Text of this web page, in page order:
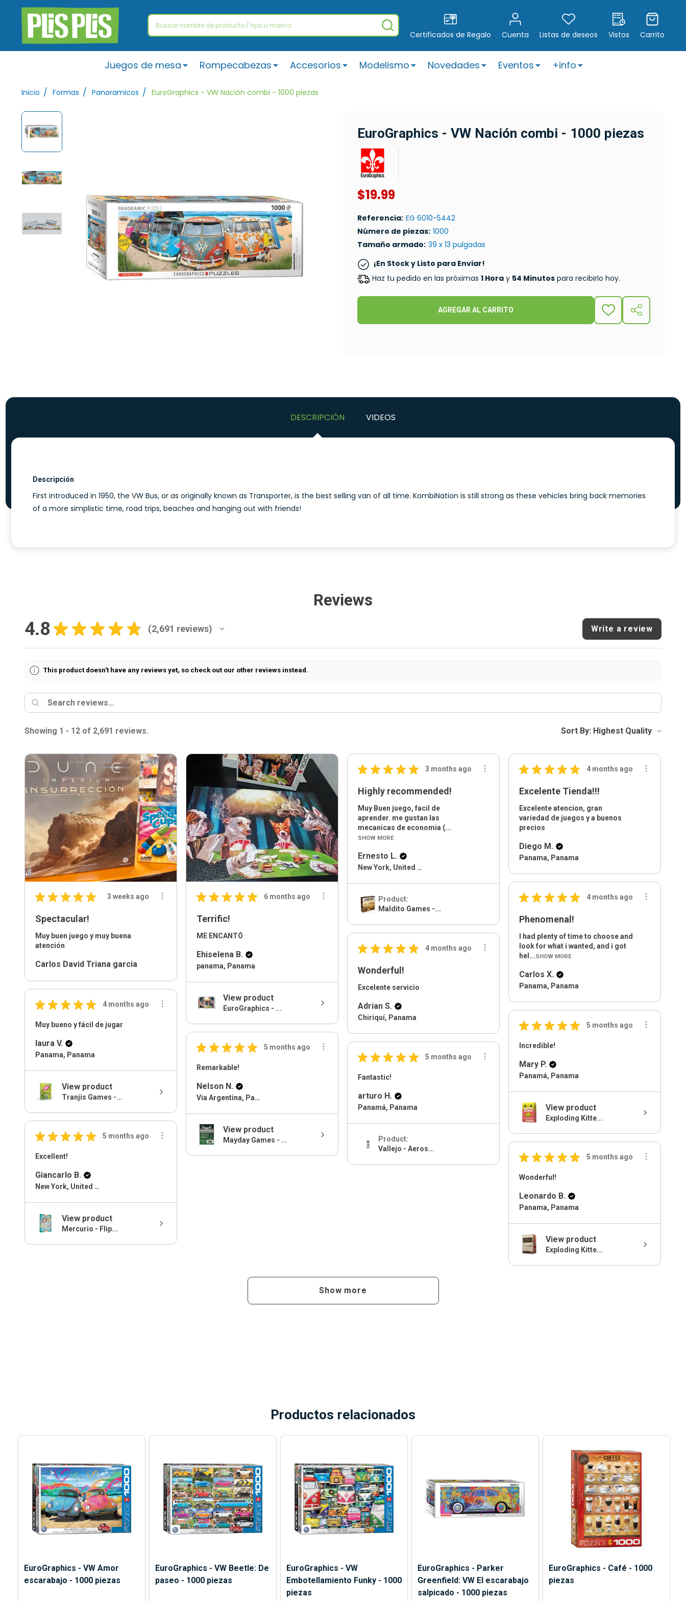
Buscar
Certificados de Regalo Cuenta Listas de deseos Vistos Carrito
Juegos de mesa Rompecabezas Accesorios Modelismo Novedades Eventos +info
Inicio / Formas / Panoramicos / EuroGraphics - VW Nación combi - 1000 piezas
EuroGraphics - VW Nación combi - 1000 piezas
$19.99
Referencia: EG 6010-5442
Número de piezas: 1000
Tamaño armado: 39 x 13 pulgadas
¡En Stock y Listo para Enviar!
Haz tu pedido en las próximas 1 Horay 54 Minutospara recibirlo hoy.
AGREGAR AL CARRITO
ADD
COMPARTIR
DESCRIPCIÓN VIDEOS
Descripción
First introduced in 1950, the VW Bus, or as originally known as Transporter, is the best selling van of all time. KombiNation is still strong as these vehicles bring back memories
of a more simplistic time, road trips, beaches and hanging out with friends!
Reviews
4.8 ★ ★ ★ ★ ★ 2,691 reviews
2691 Write a review
This product doesn't have any reviews yet, so check out our other reviews instead.
Showing 1 - 12 of 2,691 reviews. Sort By:
★ ★ ★ ★ ★ 3 weeks ago
Spectacular!
Muy buen juego y muy buena
atención
Carlos David Triana garcia
★ ★ ★ ★ ★ 6 months ago
Terrific!
ME ENCANTÓ
Ehiselena B.
panama, Panama
View product
EuroGraphics - ...
★ ★ ★ ★ ★ 3 months ago
Highly recommended!
Muy Buen juego, facil de
aprender. me gustan las
mecanicas de economia (...
SHOW MORE
Ernesto L.
New York, United States
Product:
Maldito Games -...
★ ★ ★ ★ ★ 4 months ago
Excelente Tienda!!!
Excelente atencion, gran
variedad de juegos y a buenos
precios
Diego M.
Panama, Panama
★ ★ ★ ★ ★ 4 months ago
Phenomenal!
I had plenty of time to choose and
look for what i wanted, and i got
hel...SHOW MORE
Carlos X.
Panama, Panama
★ ★ ★ ★ ★ 4 months ago
Wonderful!
Excelente servicio
Adrian S.
Chiriquí, Panama
★ ★ ★ ★ ★ 4 months ago
Muy bueno y fácil de jugar
laura V.
Panama, Panama
View product
Tranjis Games -...
★ ★ ★ ★ ★ 5 months ago
Incredible!
Mary P.
Panamá, Panama
View product
Exploding Kitte...
★ ★ ★ ★ ★ 5 months ago
Remarkable!
Nelson N.
Via Argentina, Panama
View product
Mayday Games - ...
★ ★ ★ ★ ★ 5 months ago
Fantastic!
arturo H.
Panamá, Panama
Product:
Vallejo - Aeros...
★ ★ ★ ★ ★ 5 months ago
Excellent!
Giancarlo B.
New York, United States
View product
Mercurio - Flip...
★ ★ ★ ★ ★ 5 months ago
Wonderful!
Leonardo B.
Panama, Panama
View product
Exploding Kitte...
Show more
Productos relacionados
EuroGraphics - VW Amor
escarabajo - 1000 piezas
EuroGraphics - VW Beetle: De
paseo - 1000 piezas
EuroGraphics - VW
Embotellamiento Funky - 1000
piezas
EuroGraphics - Parker
Greenfield: VW El escarabajo
salpicado - 1000 piezas
EuroGraphics - Café - 1000
piezas